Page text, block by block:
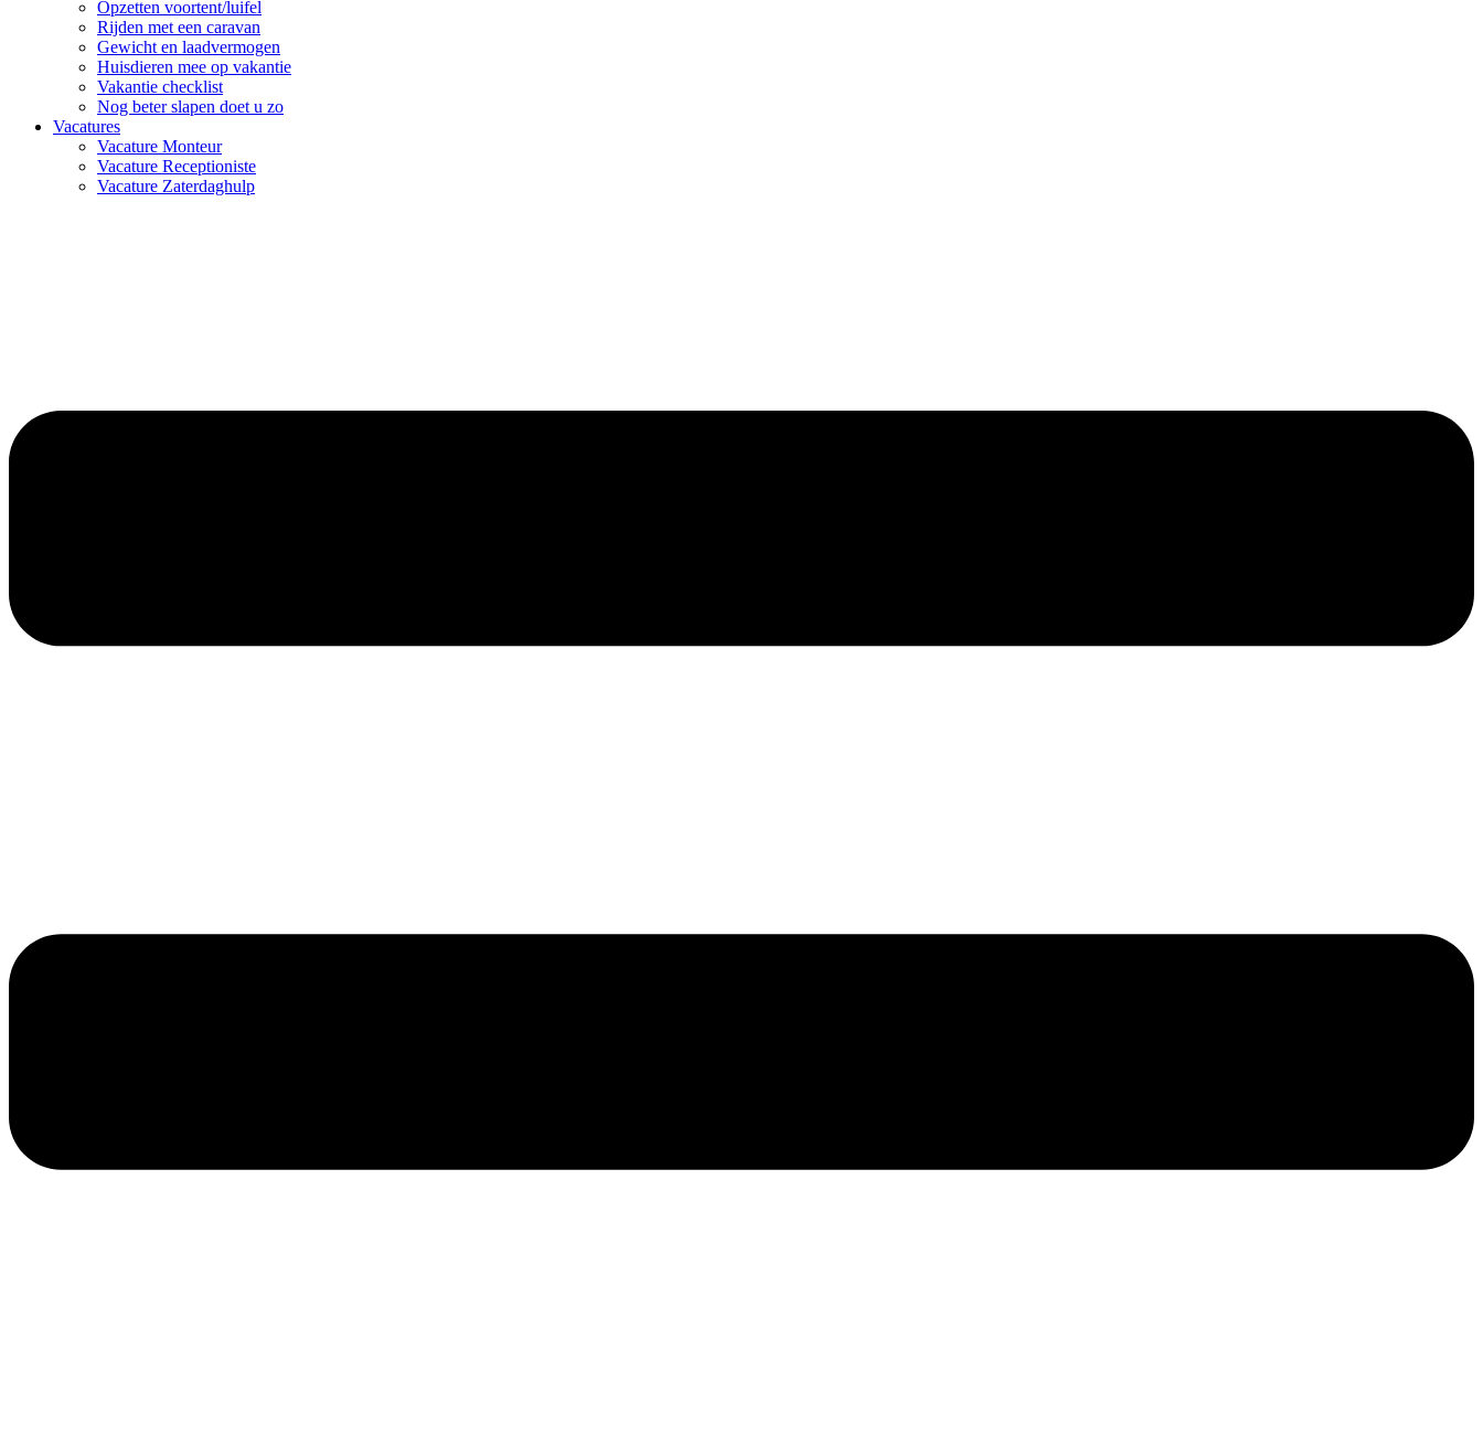
Opzetten voortent/luifel
Rijden met een caravan
Gewicht en laadvermogen
Huisdieren mee op vakantie
Vakantie checklist
Nog beter slapen doet u zo
Vacatures
Vacature Monteur
Vacature Receptioniste
Vacature Zaterdaghulp